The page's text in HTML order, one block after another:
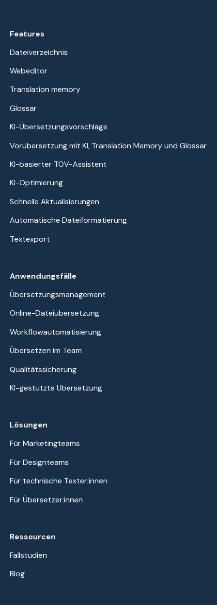
Features
Dateiverzeichnis
Webeditor
Translation memory
Glossar
KI-Übersetzungsvorschläge
Vorübersetzung mit KI, Translation Memory und Glossar
KI-basierter TOV-Assistent
KI-Optimierung
Schnelle Aktualisierungen
Automatische Dateiformatierung
Textexport
Anwendungsfälle
Übersetzungsmanagement
Online-Dateiübersetzung
Workflowautomatisierung
Übersetzen im Team
Qualitätssicherung
KI-gestützte Übersetzung
Lösungen
Für Marketingteams
Für Designteams
Für technische Texter:innen
Für Übersetzer:innen
Ressourcen
Fallstudien
Blog